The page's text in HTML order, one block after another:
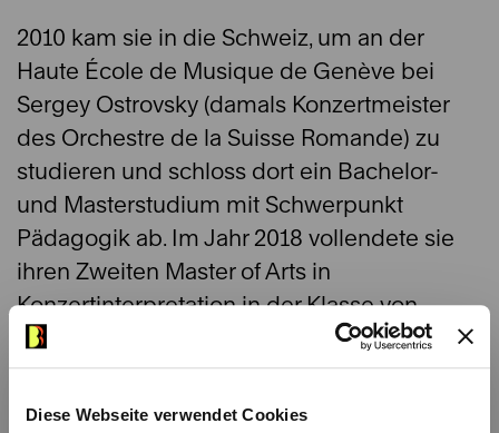
Diese Webseite verwendet Cookies
2010 kam sie in die Schweiz, um an der
Haute École de Musique de Genève bei
Sergey Ostrovsky (damals Konzertmeister
des Orchestre de la Suisse Romande) zu
studieren und schloss dort ein Bachelor-
und Masterstudium mit Schwerpunkt
Pädagogik ab. Im Jahr 2018 vollendete sie
ihren Zweiten Master of Arts in
Konzertinterpretation in der Klasse von
Angelina Oprean an der Musik Akademie
Basel.